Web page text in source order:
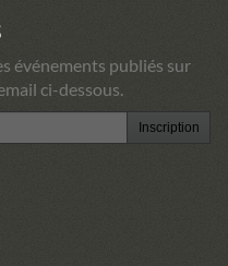
événements publiés sur
ci-dessous.
Inscription